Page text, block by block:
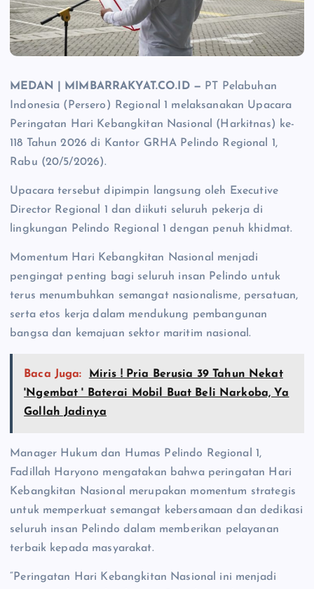
MEDAN | MIMBARRAKYAT.CO.ID — PT Pelabuhan
Indonesia (Persero) Regional 1 melaksanakan Upacara
Peringatan Hari Kebangkitan Nasional (Harkitnas) ke-
118 Tahun 2026 di Kantor GRHA Pelindo Regional 1,
Rabu (20/5/2026).
Upacara tersebut dipimpin langsung oleh Executive
Director Regional 1 dan diikuti seluruh pekerja di
lingkungan Pelindo Regional 1 dengan penuh khidmat.
Momentum Hari Kebangkitan Nasional menjadi
pengingat penting bagi seluruh insan Pelindo untuk
terus menumbuhkan semangat nasionalisme, persatuan,
serta etos kerja dalam mendukung pembangunan
bangsa dan kemajuan sektor maritim nasional.
Baca Juga:
Miris ! Pria Berusia 39 Tahun Nekat
'Ngembat ' Baterai Mobil Buat Beli Narkoba, Ya
Gollah Jadinya
Manager Hukum dan Humas Pelindo Regional 1,
Fadillah Haryono mengatakan bahwa peringatan Hari
Kebangkitan Nasional merupakan momentum strategis
untuk memperkuat semangat kebersamaan dan dedikasi
seluruh insan Pelindo dalam memberikan pelayanan
terbaik kepada masyarakat.
“Peringatan Hari Kebangkitan Nasional ini menjadi